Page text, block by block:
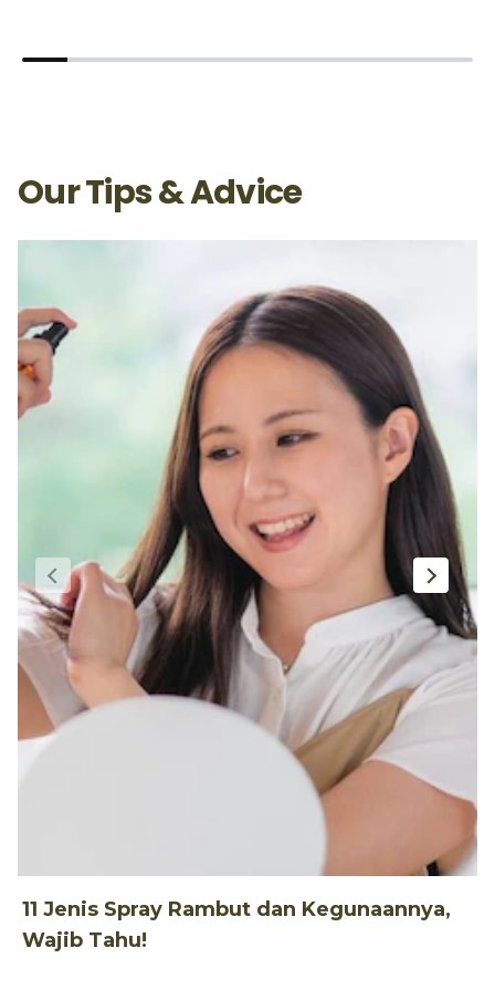
Our Tips & Advice
11 Jenis Spray Rambut dan Kegunaannya,
Wajib Tahu!